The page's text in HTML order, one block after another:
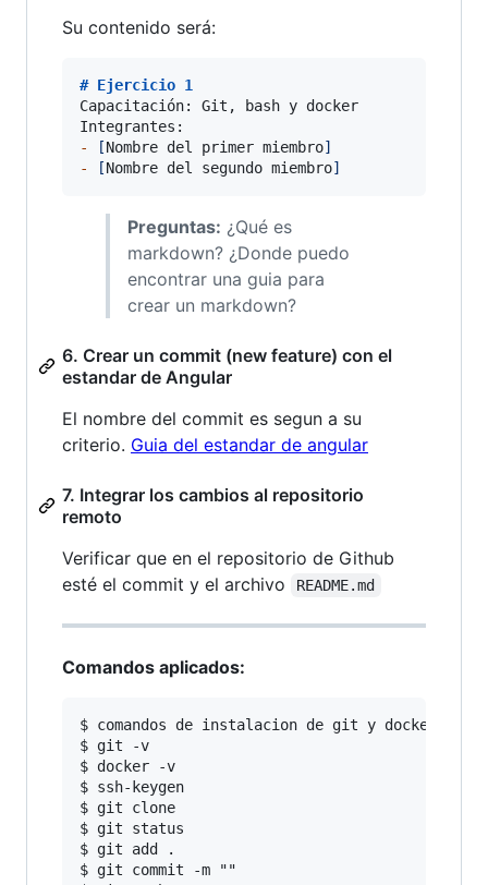
Su contenido será:
# Ejercicio 1
Capacitación: Git, bash y docker
-
[Nombre del primer miembro]
-
[Nombre del segundo miembro]
Preguntas: ¿Qué es
markdown? ¿Donde puedo
encontrar una guia para
crear un markdown?
6. Crear un commit (new feature) con el
estandar de Angular
El nombre del commit es segun a su
criterio. Guia del estandar de angular
7. Integrar los cambios al repositorio
remoto
Verificar que en el repositorio de Github
esté el commit y el archivo
README.md
Comandos aplicados:
$ comandos de instalacion de git y docker
$ git -v
$ docker -v
$ ssh-keygen
$ git clone
$ git status
$ git add .
$ git commit -m ""